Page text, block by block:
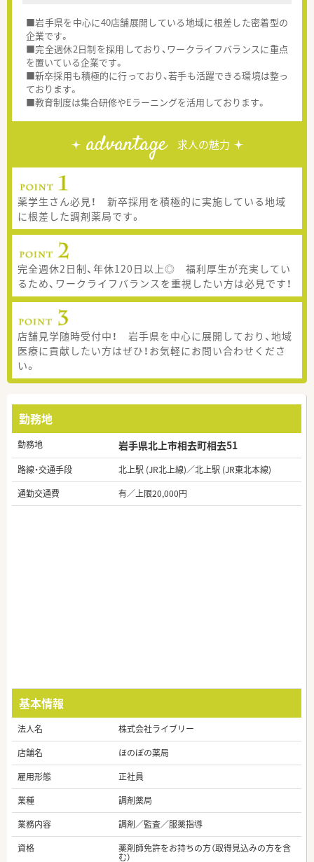
■岩手県を中心に40店舗展開している地域に根差した密着型の
企業です。
■完全週休2日制を採用しており、ワークライフバランスに重点
を置いている企業です。
■新卒採用も積極的に行っており、若手も活躍できる環境は整っ
ております。
■教育制度は集合研修やEラーニングを活用しております。
advantage 求人の魅力
薬学生さん必見！ 新卒採用を積極的に実施している地域
に根差した調剤薬局です。
完全週休2日制、年休120日以上◎ 福利厚生が充実してい
るため、ワークライフバランスを重視したい方は必見です！
店舗見学随時受付中！ 岩手県を中心に展開しており、地域
医療に貢献したい方はぜひ！お気軽にお問い合わせくださ
い。
勤務地
勤務地 岩手県北上市相去町相去51
路線・交通手段
北上駅 (JR北上線)／北上駅 (JR東北本線)
通勤交通費
有／上限20,000円
基本情報
法人名
株式会社ライブリー
店舗名
ほのぼの薬局
雇用形態
正社員
業種
調剤薬局
業務内容
調剤／監査／服薬指導
資格
薬剤師免許をお持ちの方（取得見込みの方を含
む）